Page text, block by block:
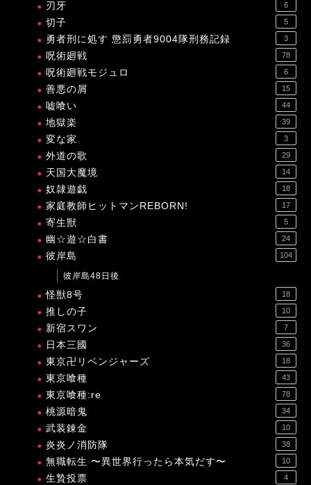
刃牙 6
切子 5
勇者刑に処す 懲罰勇者9004隊刑務記録 3
呪術廻戦 78
呪術廻戦モジュロ 6
善悪の屑 15
嘘喰い 44
地獄楽 39
変な家 3
外道の歌 29
天国大魔境 14
奴隷遊戯 18
家庭教師ヒットマンREBORN! 17
寄生獣 5
幽☆遊☆白書 24
彼岸島 104
彼岸島48日後
怪獣8号 18
推しの子 10
新宿スワン 7
日本三國 36
東京卍リベンジャーズ 18
東京喰種 43
東京喰種:re 78
桃源暗鬼 34
武装錬金 10
炎炎ノ消防隊 38
無職転生 〜異世界行ったら本気だす〜 10
生贄投票 4